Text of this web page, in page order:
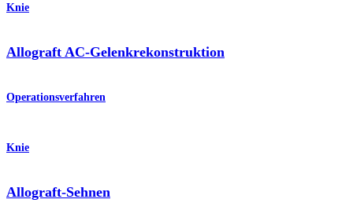
Knie
Allograft AC-Gelenkrekonstruktion
Operationsverfahren
Knie
Allograft-Sehnen